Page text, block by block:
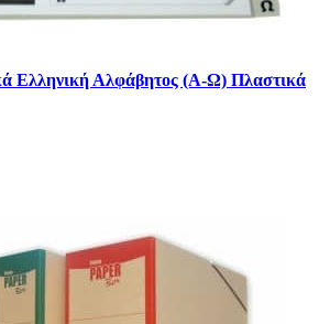
Ελληνική Αλφάβητος (Α-Ω) Πλαστικά